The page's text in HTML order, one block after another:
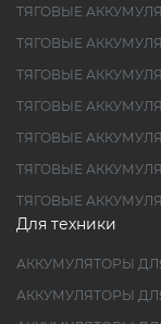
ТЯГОВЫЕ
ТЯГОВЫЕ
ТЯГОВЫЕ
ТЯГОВЫЕ
ТЯГОВЫЕ
ТЯГОВЫЕ
ТЯГОВЫЕ
Для техники
АККУМУЛЯТОРЫ
АККУМУЛЯТОРЫ